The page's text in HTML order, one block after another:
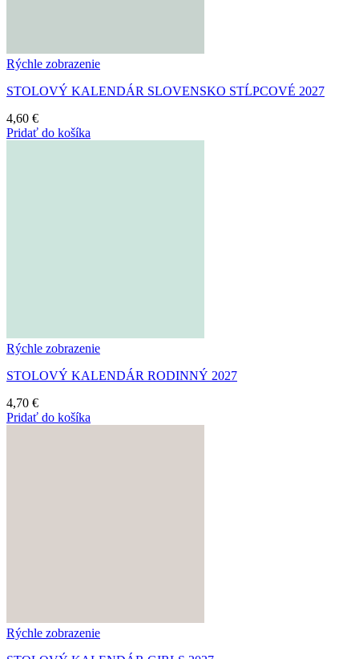
Rýchle zobrazenie
STOLOVÝ KALENDÁR SLOVENSKO STĹPCOVÉ 2027
4,60 €
Pridať do košíka
Rýchle zobrazenie
STOLOVÝ KALENDÁR RODINNÝ 2027
4,70 €
Pridať do košíka
Rýchle zobrazenie